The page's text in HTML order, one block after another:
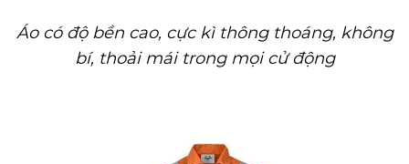
Áo có độ bền cao, cực kì thông thoáng, không
bí, thoải mái trong mọi cử động